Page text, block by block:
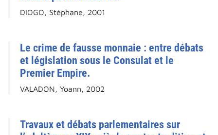
DIOGO, Stéphane, 2001
Le crime de fausse monnaie : entre débats
et législation sous le Consulat et le
Premier Empire.
VALADON, Yoann, 2002
Travaux et débats parlementaires sur